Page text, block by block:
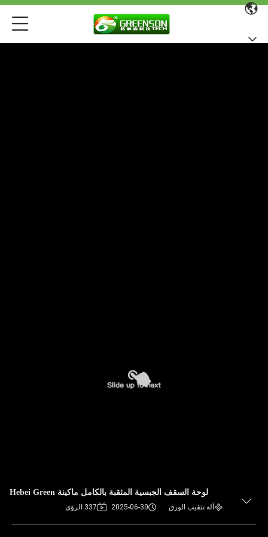
لوحة السقف الجبسية المثقبة بالكامل ماكينة Hebei Green
آلة تثقيب الورق 2025-06-30 337 الرؤى